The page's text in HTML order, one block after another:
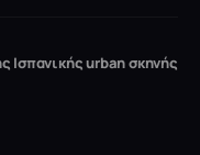
Ισπανικής urban σκηνής